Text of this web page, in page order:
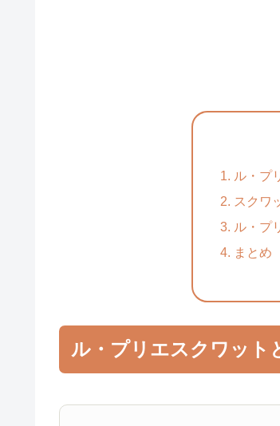
ル・プ
スクワ
ル・プ
まとめ
ル・プリエスクワット